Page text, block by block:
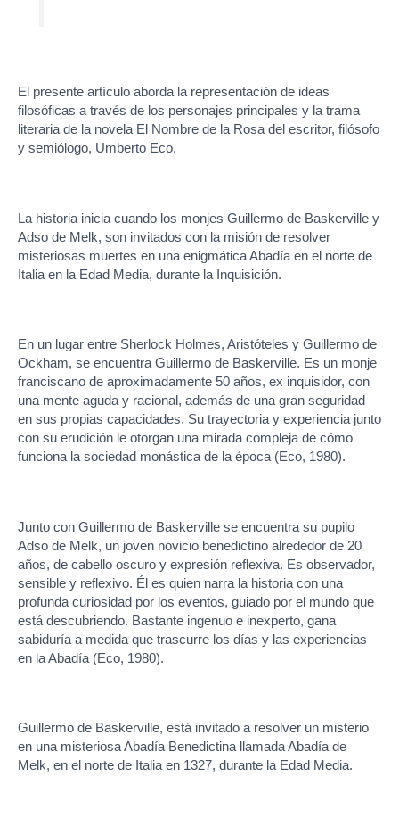
El presente artículo aborda la representación de ideas
filosóficas a través de los personajes principales y la trama
literaria de la novela El Nombre de la Rosa del escritor, filósofo
y semiólogo, Umberto Eco.
La historia inicia cuando los monjes Guillermo de Baskerville y
Adso de Melk, son invitados con la misión de resolver
misteriosas muertes en una enigmática Abadía en el norte de
Italia en la Edad Media, durante la Inquisición.
En un lugar entre Sherlock Holmes, Aristóteles y Guillermo de
Ockham, se encuentra Guillermo de Baskerville. Es un monje
franciscano de aproximadamente 50 años, ex inquisidor, con
una mente aguda y racional, además de una gran seguridad
en sus propias capacidades. Su trayectoria y experiencia junto
con su erudición le otorgan una mirada compleja de cómo
funciona la sociedad monástica de la época (Eco, 1980).
Junto con Guillermo de Baskerville se encuentra su pupilo
Adso de Melk, un joven novicio benedictino alrededor de 20
años, de cabello oscuro y expresión reflexiva. Es observador,
sensible y reflexivo. Él es quien narra la historia con una
profunda curiosidad por los eventos, guiado por el mundo que
está descubriendo. Bastante ingenuo e inexperto, gana
sabiduría a medida que trascurre los días y las experiencias
en la Abadía (Eco, 1980).
Guillermo de Baskerville, está invitado a resolver un misterio
en una misteriosa Abadía Benedictina llamada Abadía de
Melk, en el norte de Italia en 1327, durante la Edad Media.